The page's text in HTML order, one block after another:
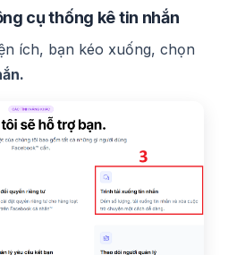
cụ thống kê tin nhắn
ích, bạn kéo xuống, chọn